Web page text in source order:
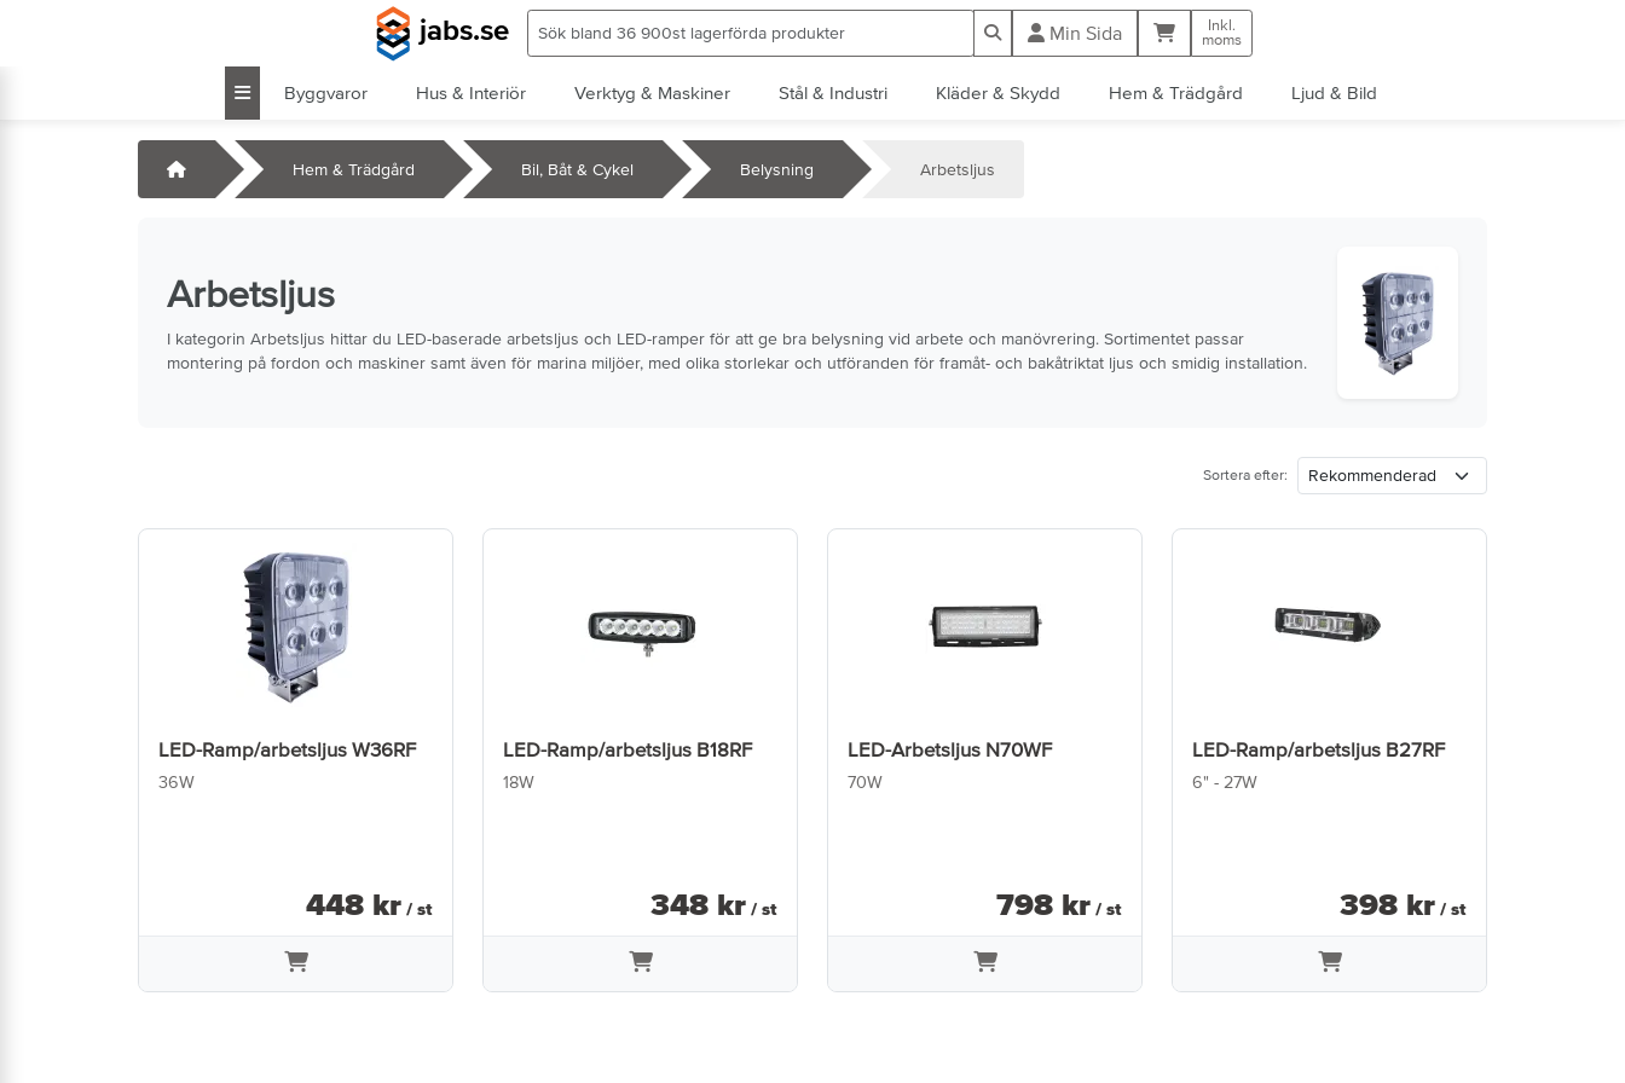
jabs.se Min Sida Kundvagn
Inkl.
moms
Byggvaror Hus & Interiör Verktyg & Maskiner Stål & Industri Kläder & Skydd Hem & Trädgård Ljud & Bild
Startsida Hem & Trädgård Bil, Båt & Cykel Belysning Arbetsljus
Arbetsljus
I kategorin Arbetsljus hittar du LED-baserade arbetsljus och LED-ramper för att ge bra belysning vid arbete och manövrering. Sortimentet passar
montering på fordon och maskiner samt även för marina miljöer, med olika storlekar och utföranden för framåt- och bakåtriktat ljus och smidig installation.
Sortera efter:
LED-Ramp/arbetsljus W36RF
36W
448 kr / st
LED-Ramp/arbetsljus B18RF
18W
348 kr / st
LED-Arbetsljus N70WF
70W
798 kr / st
LED-Ramp/arbetsljus B27RF
6" - 27W
398 kr / st